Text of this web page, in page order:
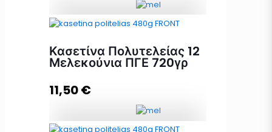
ΜΕΛΕΚΟΥΝΙ ΠΓΕ 14γρ ποσότητα
Προσθήκη στο καλάθι
Κασετίνα Πολυτελείας 12
Μελεκούνια ΠΓΕ 720γρ
11,50€